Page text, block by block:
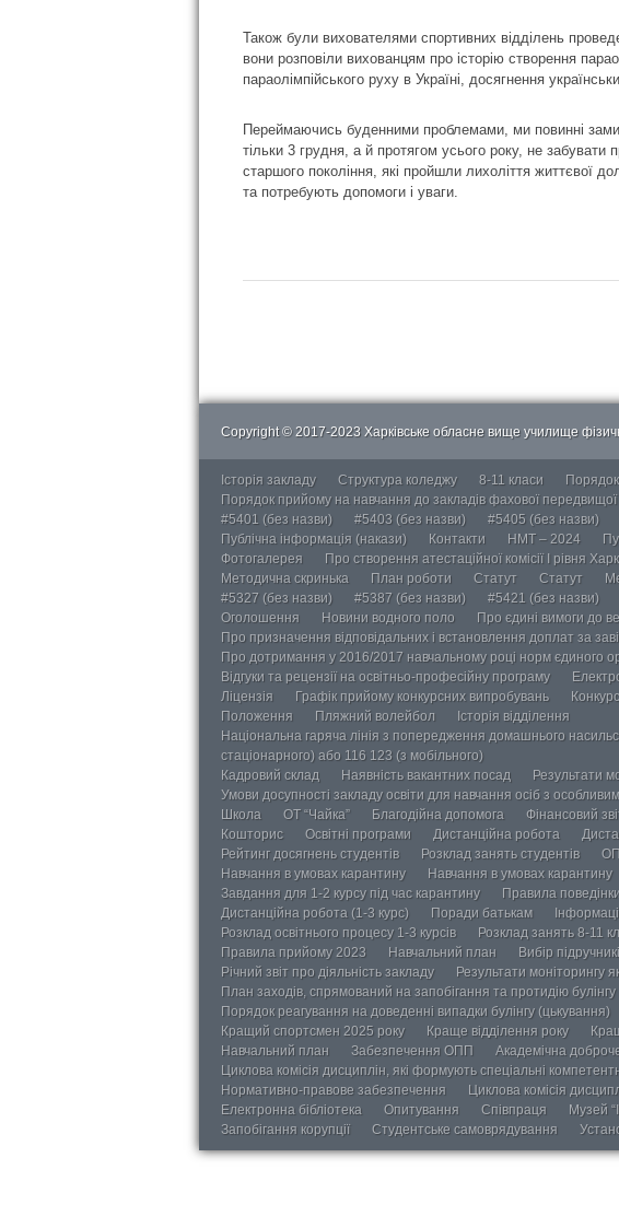
Також були вихователями спортивних відділень
вони розповіли вихованцям про історію створення
параолімпійського руху в Україні, досягнення
Переймаючись буденними проблемами, ми повинні
тільки 3 грудня, а й протягом усього року, не
старшого покоління, які пройшли лихоліття життєвої
та потребують допомоги і уваги.
Copyright © 2017-2023 Харківське обласне вище училище
Історія закладу Структура коледжу 8-11 класи
Порядок прийому на навчання до закладів фахової передвищої
#5401 (без назви)
#5403 (без назви) #5405 (без назви)
Публічна інформація (накази)
Контакти НМТ – 2024
Фотогалерея
Про створення атестаційної комісії І рівня
Методична скринька
План роботи Статут Статут
#5327 (без назви)
#5387 (без назви) #5421 (без назви)
Оголошення
Новини водного поло Про єдині вимоги до
Про призначення відповідальних і встановлення доплат за
Про дотримання у 2016/2017 навчальному році норм єдиного
Відгуки та рецензії на освітньо-професійну програму
Ліцензія
Графік прийому конкурсних випробувань
Положення
Пляжний волейбол
Історія відділення
Національна гаряча лінія з попередження домашнього
стаціонарного) або 116 123 (з мобільного)
Кадровий склад
Наявність вакантних посад
Результати
Умови досупності закладу освіти для навчання осіб з
Школа
ОТ “Чайка” Благодійна допомога Фінансовий
Кошторис
Освітні програми Дистанційна робота
Рейтинг досягнень студентів
Розклад занять студентів
Навчання в умовах карантину
Навчання в умовах карантину
Завдання для 1-2 курсу під час карантину
Правила
Дистанційна робота (1-3 курс)
Поради батькам
Розклад освітнього процесу 1-3 курсів
Розклад занять 8-11
Правила прийому 2023
Навчальний план Вибір
Річний звіт про діяльність закладу
Результати моніторингу
План заходів, спрямований на запобігання та протидію
Порядок реагування на доведенні випадки булінгу (цькування)
Кращий спортсмен 2025 року
Краще відділення року
Навчальний план
Забезпечення ОПП Академічна
Циклова комісія дисциплін, які формують спеціальні
Нормативно-правове забезпечення
Циклова комісія
Електронна бібліотека
Опитування Співпраця Музей
Запобігання корупції
Студентське самоврядування